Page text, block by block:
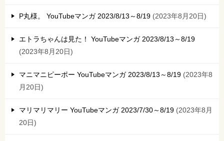
P丸様。 YouTubeマンガ 2023/8/13～8/19 2023年8月20日
エトラちゃんは見た！ YouTubeマンガ 2023/8/13～8/19
2023年8月20日
マニマニピーポー YouTubeマンガ 2023/8/13～8/19 2023年8
月20日
マリマリマリー YouTubeマンガ 2023/7/30～8/19 2023年8月
20日